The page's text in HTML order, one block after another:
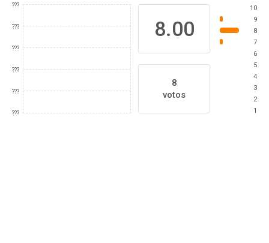
???
???
???
???
???
???
8.00
8
votos
10
9
8
7
6
5
4
3
2
1